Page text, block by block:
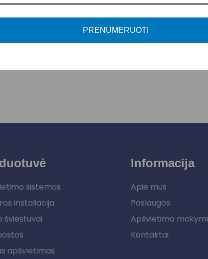
sistemos
instaliacija
šviestuvai
apšvietimas
Informacija
Apie mus
Paslaugos
Apšvietimo
Kontaktai
PRENUMERUOTI